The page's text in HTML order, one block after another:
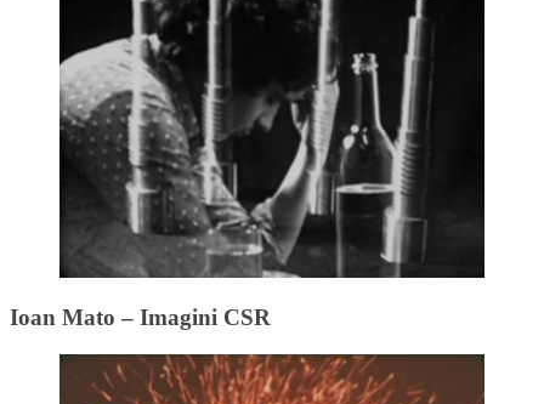
Ioan Mato – Imagini CSR